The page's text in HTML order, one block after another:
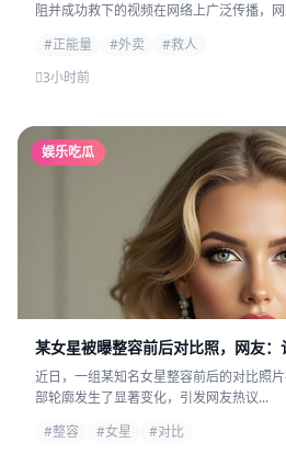
阻并成功救下的视频在网络上广泛传播，
#正能量
#外卖
#救人
3小时前
娱乐吃瓜
某女星被曝整容前后对比照，网友：
近日，一组某知名女星整容前后的对比照
部轮廓发生了显著变化，引发网友热议...
#整容
#女星
#对比